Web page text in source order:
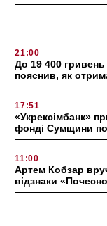
21:00
До 19 400
пояснив, як
17:51
«Укрексімбанк»
фонді Сумщини
11:00
Артем Кобзар
відзнаки